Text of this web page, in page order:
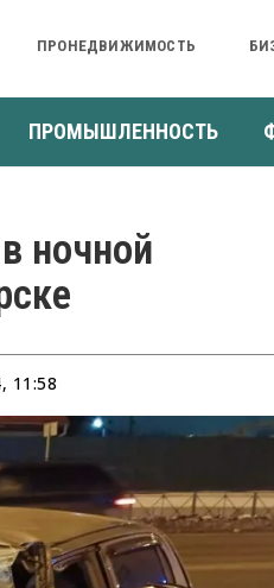
ПРОНЕДВИЖИМОСТЬ
ПРОМЫШЛЕННОСТЬ
ночной
11:58